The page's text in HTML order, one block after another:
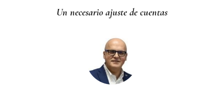
Un necesario ajuste de cuentas